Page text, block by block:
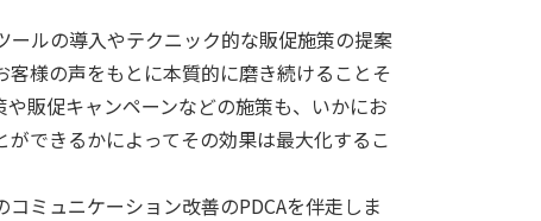
ールの導入やテクニック的な販促施策の提案
様の声をもとに本質的に磨き続けることそ
販促キャンペーンなどの施策も、いかにお
できるかによってその効果は最大化するこ
ミュニケーション改善のPDCAを伴走しま